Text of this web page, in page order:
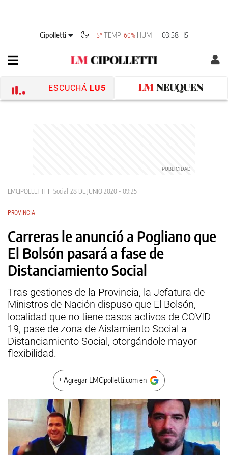
Cipolletti 5°TEMP 60% HUM 03:58 HS
ESCUCHÁ LU5
LMCIPOLLETTI Social 28 DE JUNIO 2020 - 09:25
PROVINCIA
Carreras le anunció a Pogliano que
El Bolsón pasará a fase de
Distanciamiento Social
Tras gestiones de la Provincia, la Jefatura de
Ministros de Nación dispuso que El Bolsón,
localidad que no tiene casos activos de COVID-
19, pase de zona de Aislamiento Social a
Distanciamiento Social, otorgándole mayor
flexibilidad.
+ Agregar LMCipolletti.com en